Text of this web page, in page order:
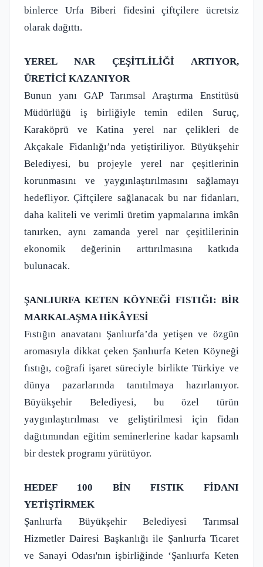
binlerce Urfa Biberi fidesini çiftçilere ücretsiz
olarak dağıttı.
YEREL NAR ÇEŞİTLİLİĞİ ARTIYOR,
ÜRETİCİ KAZANIYOR
Bunun yanı GAP Tarımsal Araştırma Enstitüsü
Müdürlüğü iş birliğiyle temin edilen Suruç,
Karaköprü ve Katina yerel nar çelikleri de
Akçakale Fidanlığı’nda yetiştiriliyor. Büyükşehir
Belediyesi, bu projeyle yerel nar çeşitlerinin
korunmasını ve yaygınlaştırılmasını sağlamayı
hedefliyor. Çiftçilere sağlanacak bu nar fidanları,
daha kaliteli ve verimli üretim yapmalarına imkân
tanırken, aynı zamanda yerel nar çeşitlilerinin
ekonomik değerinin arttırılmasına katkıda
bulunacak.
ŞANLIURFA KETEN KÖYNEĞİ FISTIĞI: BİR
MARKALAŞMA HİKÂYESİ
Fıstığın anavatanı Şanlıurfa’da yetişen ve özgün
aromasıyla dikkat çeken Şanlıurfa Keten Köyneği
fıstığı, coğrafi işaret süreciyle birlikte Türkiye ve
dünya pazarlarında tanıtılmaya hazırlanıyor.
Büyükşehir Belediyesi, bu özel türün
yaygınlaştırılması ve geliştirilmesi için fidan
dağıtımından eğitim seminerlerine kadar kapsamlı
bir destek programı yürütüyor.
HEDEF 100 BİN FISTIK FİDANI
YETİŞTİRMEK
Şanlıurfa Büyükşehir Belediyesi Tarımsal
Hizmetler Dairesi Başkanlığı ile Şanlıurfa Ticaret
ve Sanayi Odası'nın işbirliğinde ‘Şanlıurfa Keten